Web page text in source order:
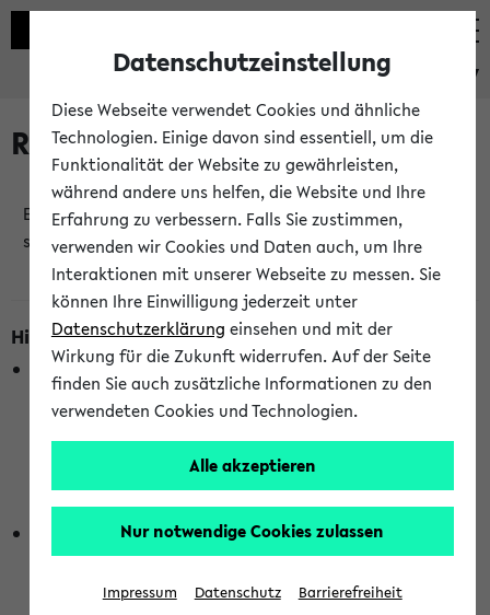
eKVV
Raumänderungen
Es wurden keine Raumänderungen an jetzt
stattfindenden Veranstaltungen gefunden!
Hinweise zur Liste der Raumänderungen
In dieser Liste werden nur Veranstaltungstermine
berücksichtigt, die gerade oder innerhalb der nächsten 2
Stunden stattfinden. Berücksichtigt werden nur Termine,
wurden. Die Anzeige ist semesterübergreifend und nicht
abhängig vom im eKVV gewählten Semester.
Die hier gezeigte Liste von Raumänderungen kann nur
vollständig sein, wenn den Fakultäten von den Lehrenden
die Änderungen zeitnah mitgeteilt und diese Änderungen
Datenschutzeinstellung
Diese Webseite verwendet Cookies und ähnliche
Technologien. Einige davon sind essentiell, um die
Funktionalität der Website zu gewährleisten,
während andere uns helfen, die Website und Ihre
Erfahrung zu verbessern. Falls Sie zustimmen,
verwenden wir Cookies und Daten auch, um Ihre
Interaktionen mit unserer Webseite zu messen. Sie
können Ihre Einwilligung jederzeit unter
Datenschutzerklärung einsehen und mit der
Wirkung für die Zukunft widerrufen. Auf der Seite
finden Sie auch zusätzliche Informationen zu den
verwendeten Cookies und Technologien.
Alle akzeptieren
Nur notwendige Cookies zulassen
Impressum Datenschutz Barrierefreiheit